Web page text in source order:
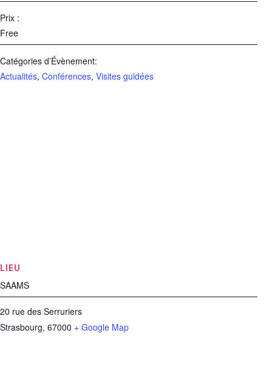
Prix :
Free
Catégories d’Évènement:
Actualités, Conférences, Visites guidées
LIEU
SAAMS
20 rue des Serruriers
Strasbourg, 67000 + Google Map